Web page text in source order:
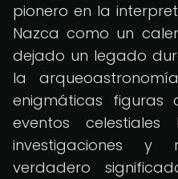
pionero en la
Nazca como un
dejado un legado
la
enigmáticas figuras
eventos
investigaciones y
verdadero